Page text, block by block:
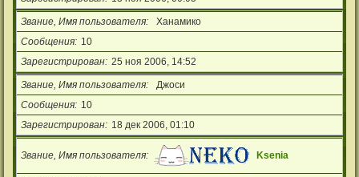
Звание, Имя пользователя
Ханамико
Сообщения
10
Зарегистрирован 25 ноя 2006, 14:52
Звание, Имя пользователя
Джоси
Сообщения
10
Зарегистрирован
18 дек 2006, 01:10
Звание, Имя пользователя Ksenia